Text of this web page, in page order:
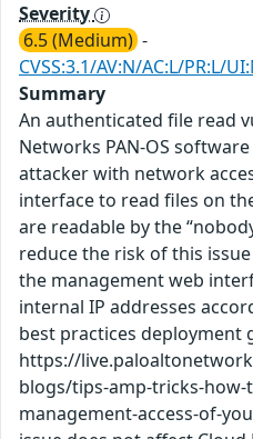
Severity
6.5 (Medium) -
CVSS:3.1/AV:N/AC:L/PR:L/
Summary
An authenticated file read
Networks PAN-OS
attacker with network
interface to read files on
are readable by the
reduce the risk of this
the management web
internal IP addresses
best practices deployment
https://
blogs/tips-amp-tricks-how-
management-access-of-